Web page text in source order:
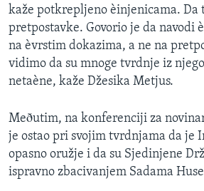
kaže potkrepljeno èinjenicama. Da
pretpostavke. Govorio je da navodi
na èvrstim dokazima, a ne na
vidimo da su mnoge tvrdnje iz
netaène, kaže Džesika Metjus.
Meðutim, na konferenciji za
je ostao pri svojim tvrdnjama da je
opasno oružje i da su Sjedinjene
ispravno zbacivanjem Sadama